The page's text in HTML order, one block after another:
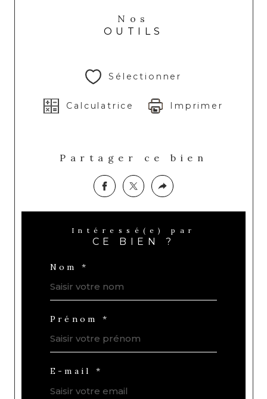
Nos
OUTILS
Sélectionner
Calculatrice Imprimer
Partager ce bien
Intéressé(e) par
CE BIEN ?
Nom *
Prénom *
E-mail *